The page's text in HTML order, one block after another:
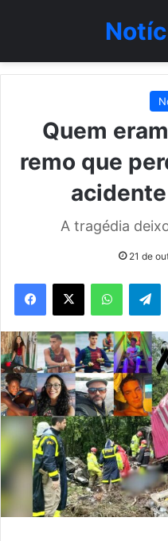
Quem
remo que
A tragédia
21 de
WhatsApp